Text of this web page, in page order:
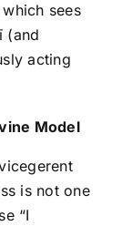
sees
(and
acting
Model
is not one
“I